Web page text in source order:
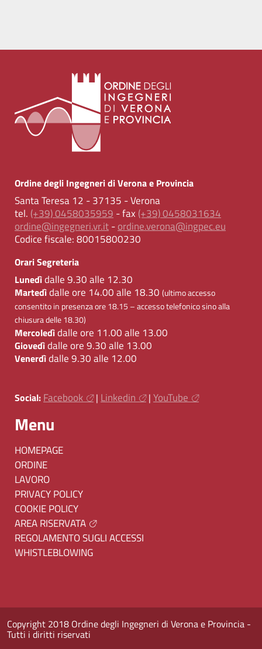
Ordine degli Ingegneri di Verona e Provincia
Santa Teresa 12 - 37135 - Verona
tel. (+39) 0458035959 - fax (+39) 0458031634
ordine@ingegneri.vr.it-ordine.verona@ingpec.eu
Codice fiscale:80015800230
Orari Segreteria
Lunedìdalle 9.30 alle 12.30
Martedìdalle ore 14.00 alle 18.30 (ultimo accesso
consentito in presenza ore 18.15 – accesso telefonico sino alla
chiusura delle 18.30)
Mercoledìdalle ore 11.00 alle 13.00
Giovedìdalle ore 9.30 alle 13.00
Venerdìdalle 9.30 alle 12.00
Social: Facebook | Linkedin | YouTube
Menu
HOMEPAGE
ORDINE
LAVORO
PRIVACY POLICY
COOKIE POLICY
AREA RISERVATA
REGOLAMENTO SUGLI ACCESSI
WHISTLEBLOWING
Copyright 2018 Ordine degli Ingegneri di Verona e Provincia -
Tutti i diritti riservati